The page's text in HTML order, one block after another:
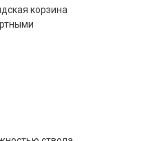
корзина